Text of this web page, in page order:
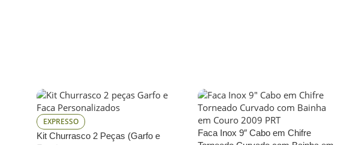
EXPRESSO
Kit Churrasco 2 Peças (Garfo e
Faca Inox 9″ Cabo em Chifre